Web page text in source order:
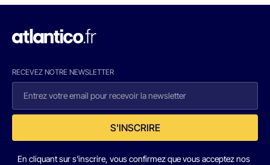
RECEVEZ NOTRE NEWSLETTER
S'INSCRIRE
En cliquant sur s'inscrire, vous confirmez que vous acceptez nos